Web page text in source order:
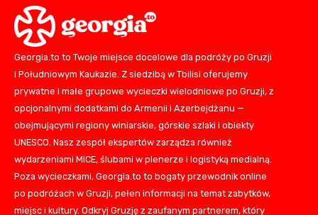
Georgia.to to Twoje miejsce docelowe dla podróży po Gruzji
i Południowym Kaukazie. Z siedzibą w Tbilisi oferujemy
prywatne i małe grupowe wycieczki wielodniowe po Gruzji, z
opcjonalnymi dodatkami do Armenii i Azerbejdżanu —
obejmującymi regiony winiarskie, górskie szlaki i obiekty
UNESCO. Nasz zespół ekspertów zarządza również
wydarzeniami MICE, ślubami w plenerze i logistyką medialną.
Poza wycieczkami, Georgia.to to bogaty przewodnik online
po podróżach w Gruzji, pełen informacji na temat zabytków,
miejsc i kultury. Odkryj Gruzję z zaufanym partnerem, który